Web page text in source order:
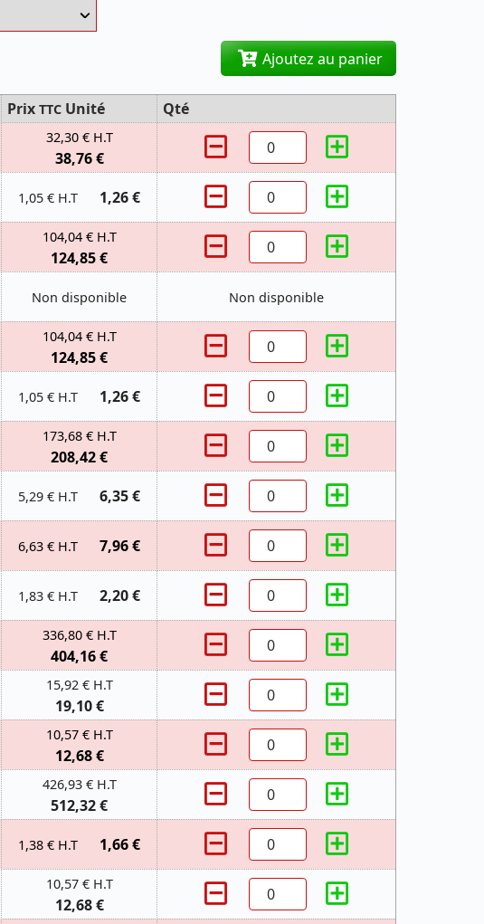
Ajoutez au panier
Prix TTC Unité
Qté
32,30 € H.T
38,76 €
1,05 € H.T 1,26 €
104,04 € H.T
124,85 €
Non disponible Non disponible
104,04 € H.T
124,85 €
1,05 € H.T 1,26 €
173,68 € H.T
208,42 €
5,29 € H.T 6,35 €
6,63 € H.T 7,96 €
1,83 € H.T 2,20 €
336,80 € H.T
404,16 €
15,92 € H.T
19,10 €
10,57 € H.T
12,68 €
426,93 € H.T
512,32 €
1,38 € H.T 1,66 €
10,57 € H.T
12,68 €